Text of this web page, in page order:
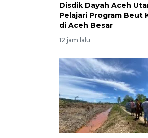
Disdik Dayah Aceh
Pelajari Program Beut
di Aceh Besar
12 jam lalu